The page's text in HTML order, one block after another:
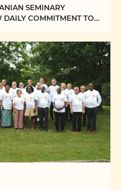
SEMINARY
DAILY COMMITMENT TO